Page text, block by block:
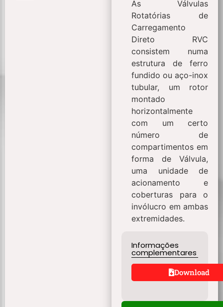
As Válvulas
Rotatórias de
Carregamento
Direto RVC
consistem numa
estrutura de ferro
fundido ou aço-inox
tubular, um rotor
montado
horizontalmente
com um certo
número de
compartimentos em
forma de Válvula,
uma unidade de
acionamento e
coberturas para o
invólucro em ambas
extremidades.
Informações
complementares
Download